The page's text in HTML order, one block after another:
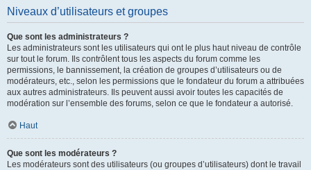
Niveaux d’utilisateurs et groupes
Que sont les administrateurs ?
Les administrateurs sont les utilisateurs qui ont le plus haut niveau de contrôle
sur tout le forum. Ils contrôlent tous les aspects du forum comme les
permissions, le bannissement, la création de groupes d’utilisateurs ou de
modérateurs, etc., selon les permissions que le fondateur du forum a attribuées
aux autres administrateurs. Ils peuvent aussi avoir toutes les capacités de
modération sur l’ensemble des forums, selon ce que le fondateur a autorisé.
Haut
Que sont les modérateurs ?
Les modérateurs sont des utilisateurs (ou groupes d’utilisateurs) dont le travail